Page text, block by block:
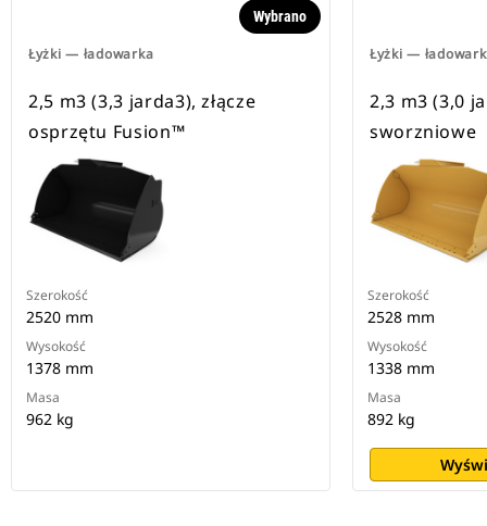
Łyżki — ładowarka
Wybrano
2,5 m3 (3,3 jarda3), złącze
osprzętu Fusion™
Szerokość
2520 mm
Wysokość
1378 mm
Masa
962 kg
Łyżki —
2,3 m3 (3,0
sworzniowe
Szerokość
2528 mm
Wysokość
1338 mm
Masa
892 kg